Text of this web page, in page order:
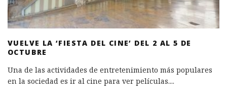
VUELVE LA ‘FIESTA DEL CINE’ DEL 2 AL 5 DE
OCTUBRE
Una de las actividades de entretenimiento más populares
en la sociedad es ir al cine para ver películas....